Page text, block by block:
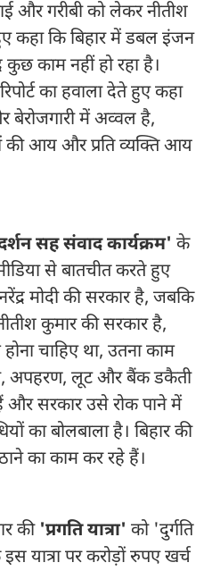
और गरीबी को लेकर नीतीश
कहा कि बिहार में डबल इंजन
काम नहीं हो रहा है।
का हवाला देते हुए कहा
बेरोजगारी में अव्वल है,
की आय और प्रति व्यक्ति आय
सह संवाद कार्यक्रम' के
से बातचीत करते हुए
मोदी की सरकार है, जबकि
कुमार की सरकार है,
चाहिए था, उतना काम
अपहरण, लूट और बैंक डकैती
और सरकार उसे रोक पाने में
का बोलबाला है। बिहार की
का काम कर रहे हैं।
की 'प्रगति यात्रा' को 'दुर्गति
यात्रा पर करोड़ों रुपए खर्च